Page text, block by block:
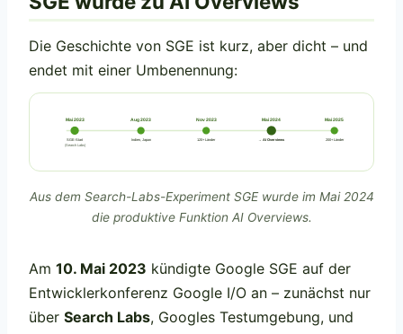
Die Geschichte von SGE ist kurz, aber dicht – und
endet mit einer Umbenennung:
Mai 2023
SGE-Start
(Search Labs)
Aug 2023
Indien, Japan
Nov 2023
120+ Länder
Mai 2024
→ AI Overviews
Mai 2025
200+ Länder
Aus dem Search-Labs-Experiment SGE wurde im Mai 2024
die produktive Funktion AI Overviews.
Am 10. Mai 2023 kündigte Google SGE auf der
Entwicklerkonferenz Google I/O an – zunächst nur
über Search Labs, Googles Testumgebung, und